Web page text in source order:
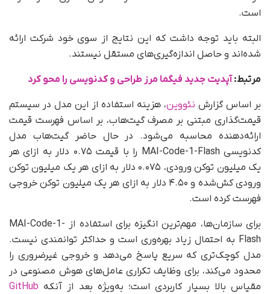
است.
البته باید توجه داشت که این نتایج از سوی خود شرکت ارائه
شده‌اند و حاصل اندازه‌گیری‌های مستقل نیستند.
مرتبط:آپدیت جدید فیگما مرز طراحی و کدنویسی را محو کرد
بر اساس گزارش نئووین، هزینه استفاده از این مدل در سیستم
قیمت‌گذاری مبتنی بر مصرف گیت‌هاب، بر اساس فهرست قیمت
ارائه‌دهنده محاسبه می‌شود. در حال حاضر گیت‌هاب مدل
کدنویسی MAI-Code-1-Flash را با قیمت ۰.۷۵ دلار به ازای هر
یک میلیون توکن ورودی، ۰.۰۷۵ دلار به ازای هر یک میلیون توکن
ورودی کش‌شده و ۴.۵۰ دلار به ازای هر یک میلیون توکن خروجی
فهرست کرده است.
برای سازمان‌ها، مهم‌ترین انگیزه برای استفاده از MAI-Code-1-
Flash به احتمال زیاد بهره‌وری است و حداکثر توانمندی نیست.
مدل کوچک‌تری که سریع پاسخ می‌دهد و خروجی غیرضروری را
محدود می‌کند، برای وظایف تکراری عامل‌های هوش مصنوعی در
مقیاس بالا بسیار کاربردی است؛ به‌ویژه بعد از آنکه GitHub